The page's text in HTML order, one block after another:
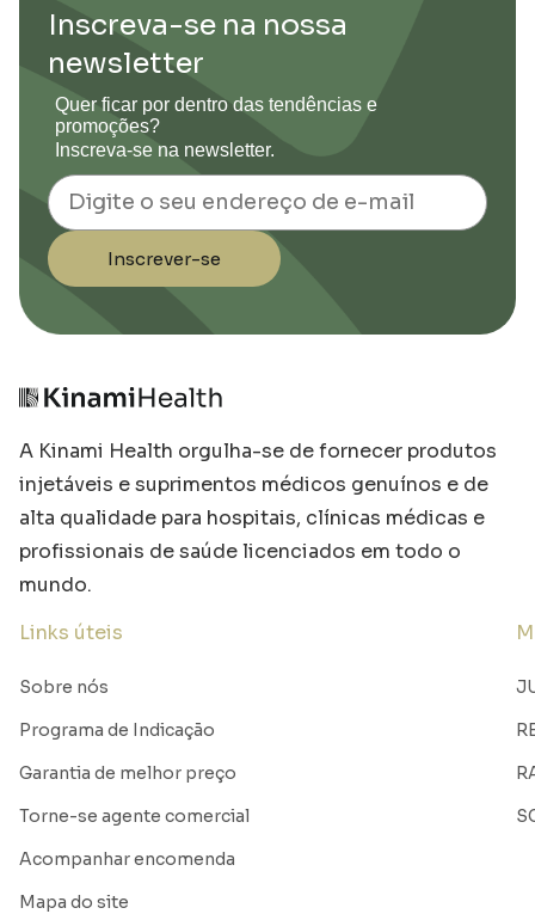
Inscreva-se na nossa
newsletter
Quer ficar por dentro das tendências e
promoções?
Inscreva-se na newsletter.
Email
Inscrever-se
A Kinami Health orgulha-se de fornecer produtos
injetáveis e suprimentos médicos genuínos e de
alta qualidade para hospitais, clínicas médicas e
profissionais de saúde licenciados em todo o
mundo.
Links úteis
Sobre nós
Programa de Indicação
Garantia de melhor preço
Torne-se agente comercial
Acompanhar encomenda
Mapa do site